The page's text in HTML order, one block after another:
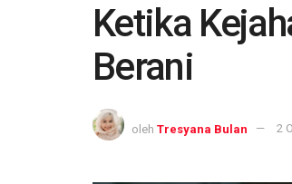
Ketika
Berani
oleh Tresyana Bulan 2